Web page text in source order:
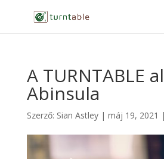
A TURNTABLE
Abinsula
Szerző: Sian Astley| máj 19, 2021 |